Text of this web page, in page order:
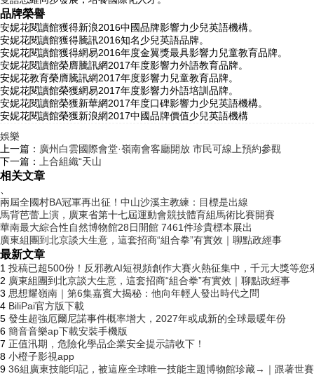
品牌榮譽
安妮花閱讀館獲得新浪2016中國品牌影響力少兒英語機構。
安妮花閱讀館獲得騰訊2016知名少兒英語品牌。
安妮花閱讀館獲得網易2016年度金翼獎最具影響力兒童教育品牌。
安妮花閱讀館榮膺騰訊網2017年度影響力外語教育品牌。
安妮花教育榮膺騰訊網2017年度影響力兒童教育品牌。
安妮花閱讀館榮獲網易2017年度影響力外語培訓品牌。
安妮花閱讀館榮獲新華網2017年度口碑影響力少兒英語機構。
安妮花閱讀館榮獲新浪網2017中國品牌價值少兒英語機構
娛樂
上一篇： 廣州白雲國際會堂·嶺南會客廳開放 市民可線上預約參觀
下一篇：
上合組織“天山
相关文章
兩屆全國村BA冠軍再出征！中山沙溪主教練：目標是出線
馬背芭蕾上演，廣東省第十七屆運動會競技體育組馬術比賽開賽
華南最大綜合性自然博物館28日開館 7461件珍貴標本展出
廣東組團到北京談大生意，這套招商“組合拳”有實效｜聊點政經事
最新文章
1 投稿已超500份！反邪教AI短視頻創作大賽火熱征集中，千元大獎等
2 廣東組團到北京談大生意，這套招商“組合拳”有實效｜聊點政經事
3 思想耀嶺南｜第6集嘉賓大揭秘：他向年輕人發出時代之問
4 BiliPai官方版下載
5 發生超強厄爾尼諾事件概率增大，2027年或成新的全球最暖年份
6 簡音音樂ap下載安裝手機版
7 正值汛期，危險化學品企業安全提示請收下！
8 小橙子影視app
9 36組廣東技能印記，被這座全球唯一技能主題博物館珍藏→｜跟著世